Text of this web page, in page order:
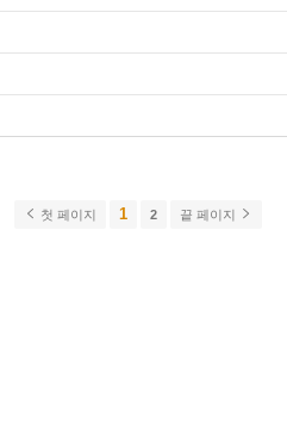
첫 페이지 1 2 끝 페이지